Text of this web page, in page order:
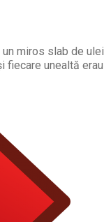
miros slab de ulei
fiecare unealtă erau